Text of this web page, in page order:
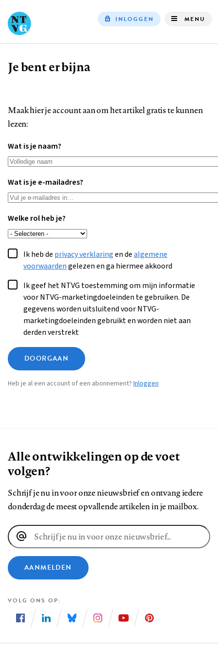
INLOGGEN MENU
Kruimelpad
Je bent er bijna
Maak hier je account aan om het artikel gratis te kunnen
lezen:
Wat is je naam?
Wat is je e-mailadres?
Welke rol heb je?
Ik heb de privacy verklaringen dealgemene
voorwaardengelezen en ga hiermee akkoord
Ik geef het NTVG toestemming om mijn informatie
voor NTVG-marketingdoeleinden te gebruiken. De
gegevens worden uitsluitend voor NTVG-
marketingdoeleinden gebruikt en worden niet aan
derden verstrekt
DOORGAAN
Heb je al een account of een abonnement? Inloggen
Alle ontwikkelingen op de voet
volgen?
Schrijf je nu in voor onze nieuwsbrief en ontvang iedere
donderdag de meest opvallende artikelen in je mailbox.
E-
mailadres
AANMELDEN
VOLG ONS OP
ons
ons
ons
ons
ons
ons